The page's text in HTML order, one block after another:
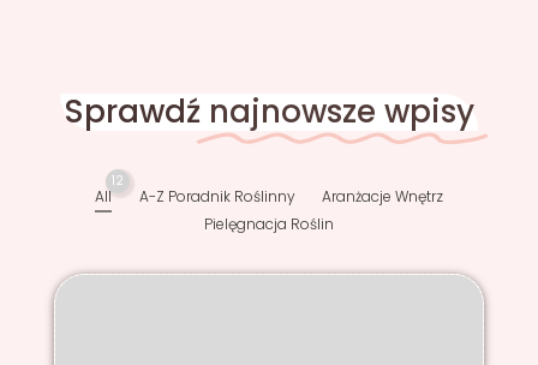
Sprawdź najnowsze wpisy
All
12
A-Z Poradnik Roślinny
Aranżacje Wnętrz
Pielęgnacja Roślin